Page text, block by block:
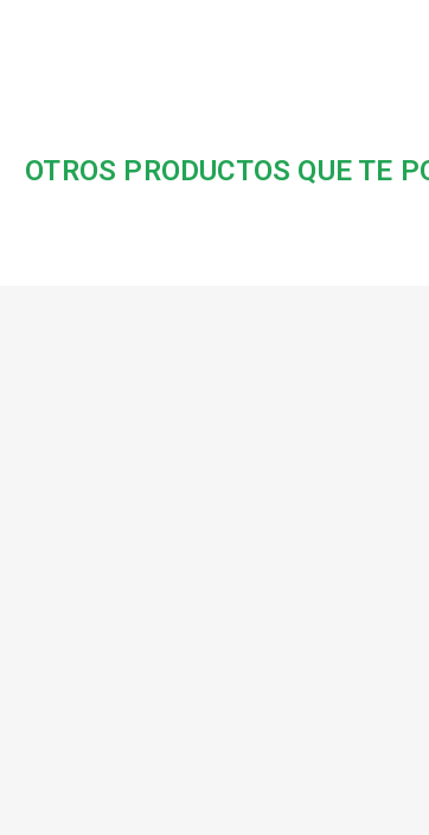
OTROS PRODUCTOS QUE TE